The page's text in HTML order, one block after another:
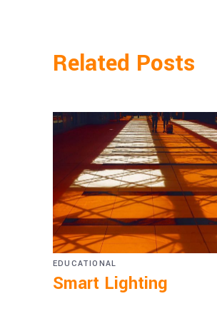
Related Posts
EDUCATIONAL
Smart Lighting